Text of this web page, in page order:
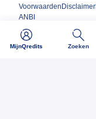
MijnQredits Zoeken
Voorwaarden Disclaimer
ANBI